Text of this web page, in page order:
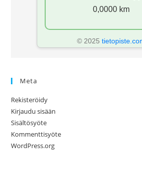
0,0000 km
© 2025
Meta
Rekisteröidy
Kirjaudu sisään
Sisältösyöte
Kommenttisyöte
WordPress.org